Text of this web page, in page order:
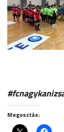
Megosztás: